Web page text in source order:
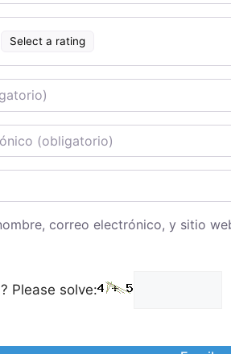
Select a rating
correo electrónico, y sitio
Please solve: